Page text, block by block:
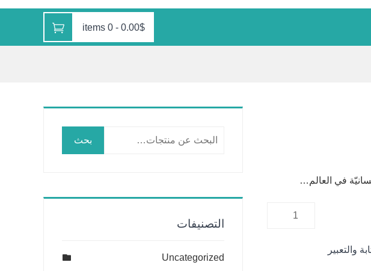
0.00$
-
0 items
في العالم…
كمية النحو
والتعبير
بحث
التصنيفات
Uncategorized